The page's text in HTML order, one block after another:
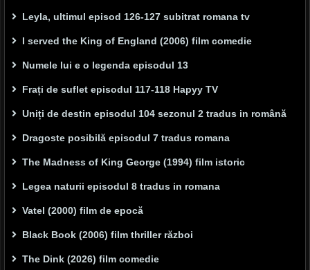
Leyla, ultimul episod 126-127 subitrat romana tv
I served the King of England (2006) film comedie
Numele lui e o legenda episodul 13
Frați de suflet episodul 117-118 Hapyy TV
Uniți de destin episodul 104 sezonul 2 tradus in română
Dragoste posibilă episodul 7 tradus romana
The Madness of King George (1994) film istoric
Legea naturii episodul 8 tradus in romana
Vatel (2000) film de epocă
Black Book (2006) film thriller război
The Dink (2026) film comedie